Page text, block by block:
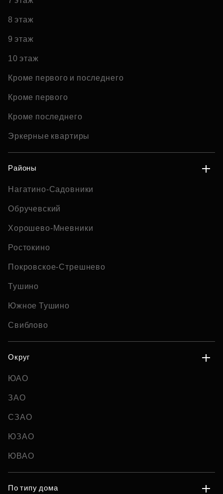
8 этаж
9 этаж
10 этаж
Кроме первого и последнего
Кроме первого
Кроме последнего
Эркерные квартиры
Районы
Нагатино-Садовники
Обручевский
Хорошево-Мневники
Ростокино
Покровское-Стрешнево
Тушино
Южное Тушино
Свиблово
Округ
ЮАО
ЗАО
СЗАО
ЮЗАО
ЮВАО
По типу дома